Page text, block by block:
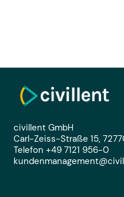
civillent GmbH
Carl-Zeiss-Straße 15,
Telefon +49 7121 956-0